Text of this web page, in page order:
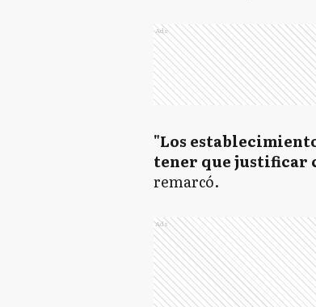
Ads
"Los
tener que justificar
remarcó.
Ads